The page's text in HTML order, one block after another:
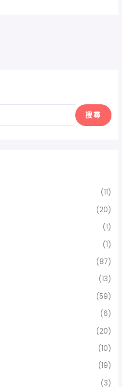
搜尋
(11)
(20)
(1)
(1)
(87)
(13)
(59)
(6)
(20)
(10)
(19)
(3)